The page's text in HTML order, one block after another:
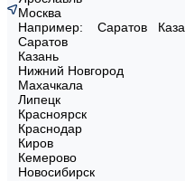
Москва
Например:
Саратов
Саратов
Казань
Нижний Новгород
Махачкала
Липецк
Красноярск
Краснодар
Киров
Кемерово
Новосибирск